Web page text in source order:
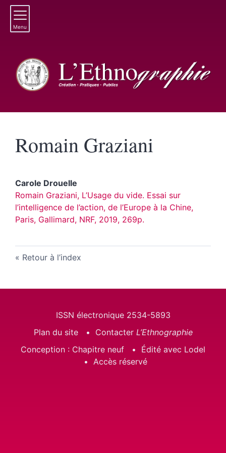
Menu
Romain Graziani
Carole Drouelle
Romain Graziani, L’Usage du vide. Essai sur
l’intelligence de l’action, de l’Europe à la Chine,
Paris, Gallimard, NRF, 2019, 269p.
Retour à l’index
ISSN électronique 2534-5893
Plan du site
Contacter L’Ethnographie
Conception : Chapitre neuf
Édité avec Lodel
Accès réservé